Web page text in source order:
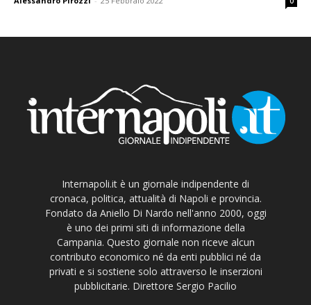
Internapoli.it è un giornale indipendente di
cronaca, politica, attualità di Napoli e provincia.
Fondato da Aniello Di Nardo nell'anno 2000, oggi
è uno dei primi siti di informazione della
Campania. Questo giornale non riceve alcun
contributo economico né da enti pubblici né da
privati e si sostiene solo attraverso le inserzioni
pubblicitarie. Direttore Sergio Pacilio